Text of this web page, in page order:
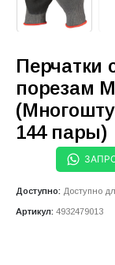
Перчатки
порезам
144 пары)
Доступно: Доступно
Артикул: 4932479013